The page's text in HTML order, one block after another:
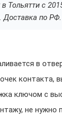
в Тольятти с
Доставка по РФ.
в
контакта,
ключом с
не нужно